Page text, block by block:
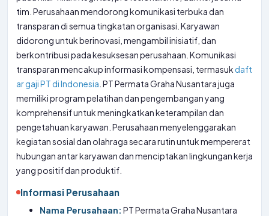
tim. Perusahaan mendorong komunikasi terbuka dan
transparan di semua tingkatan organisasi. Karyawan
didorong untuk berinovasi, mengambil inisiatif, dan
berkontribusi pada kesuksesan perusahaan. Komunikasi
transparan mencakup informasi kompensasi, termasuk daft
ar gaji PT di Indonesia . PT Permata Graha Nusantara juga
memiliki program pelatihan dan pengembangan yang
komprehensif untuk meningkatkan keterampilan dan
pengetahuan karyawan. Perusahaan menyelenggarakan
kegiatan sosial dan olahraga secara rutin untuk mempererat
hubungan antar karyawan dan menciptakan lingkungan kerja
yang positif dan produktif.
Informasi Perusahaan
Nama Perusahaan: PT Permata Graha Nusantara